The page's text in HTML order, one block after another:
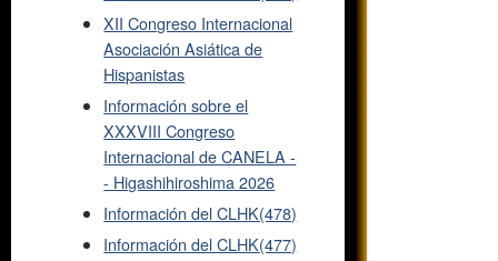
XII Congreso Internacional
Asociación Asiática de
Hispanistas
Información sobre el
XXXVIII Congreso
Internacional de CANELA -
- Higashihiroshima 2026
Información del CLHK(478)
Información del CLHK(477)